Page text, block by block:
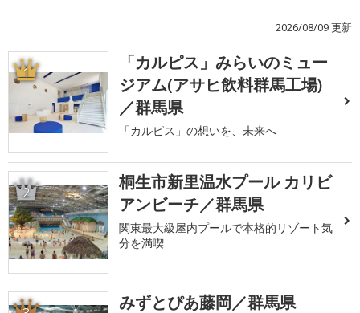
2026/08/09 更新
1
「カルピス」みらいのミュー
ジアム(アサヒ飲料群馬工場)
／群馬県
「カルピス」の想いを、未来へ
2
桐生市新里温水プール カリビ
アンビーチ／群馬県
関東最大級屋内プールで本格的リゾート気
分を満喫
みずとぴあ藤岡／群馬県